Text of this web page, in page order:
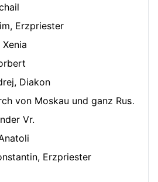
Erzpriester
Diakon
von Moskau und ganz Russland
Vr.
Erzpriester